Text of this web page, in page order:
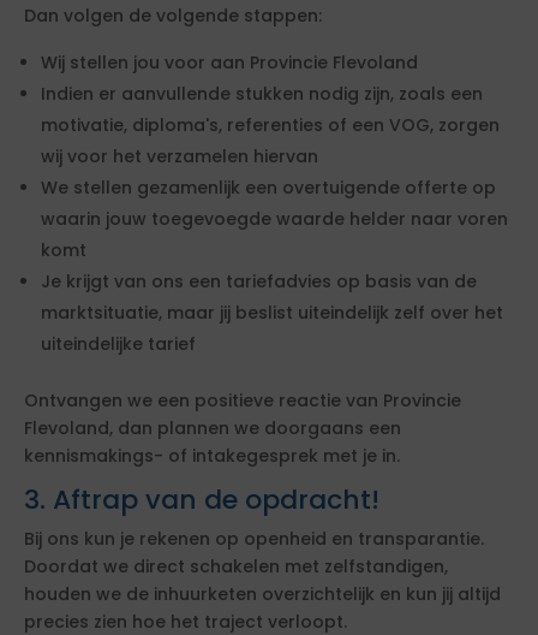
Dan volgen de volgende stappen:
Wij stellen jou voor aan Provincie Flevoland
Indien er aanvullende stukken nodig zijn, zoals een
motivatie, diploma's, referenties of een VOG, zorgen
wij voor het verzamelen hiervan
We stellen gezamenlijk een overtuigende offerte op
waarin jouw toegevoegde waarde helder naar voren
komt
Je krijgt van ons een tariefadvies op basis van de
marktsituatie, maar jij beslist uiteindelijk zelf over het
uiteindelijke tarief
Ontvangen we een positieve reactie van Provincie
Flevoland, dan plannen we doorgaans een
kennismakings- of intakegesprek met je in.
3. Aftrap van de opdracht!
Bij ons kun je rekenen op openheid en transparantie.
Doordat we direct schakelen met zelfstandigen,
houden we de inhuurketen overzichtelijk en kun jij altijd
precies zien hoe het traject verloopt.